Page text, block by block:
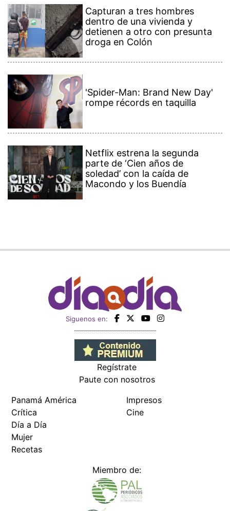
Capturan a tres hombres
dentro de una vivienda y
detienen a otro con presunta
droga en Colón
'Spider-Man: Brand New Day'
rompe récords en taquilla
Netflix estrena la segunda
parte de ‘Cien años de
soledad’ con la caída de
Macondo y los Buendía
Siguenos en:
Regístrate
Paute con nosotros
Panamá América
Crítica
Día a Día
Mujer
Recetas
Impresos
Cine
Miembro de: